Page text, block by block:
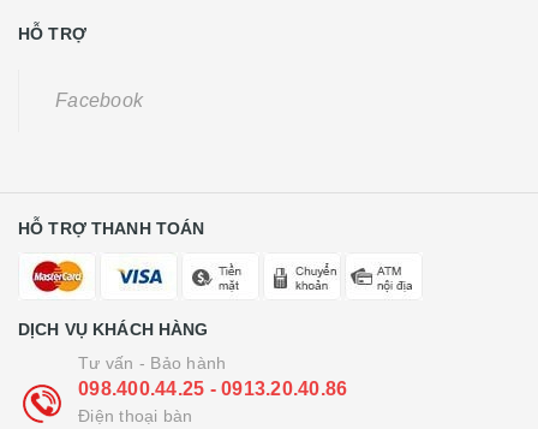
HỖ TRỢ
Facebook
HỖ TRỢ THANH TOÁN
DỊCH VỤ KHÁCH HÀNG
Tư vấn - Bảo hành
098.400.44.25 - 0913.20.40.86
Điện thoại bàn